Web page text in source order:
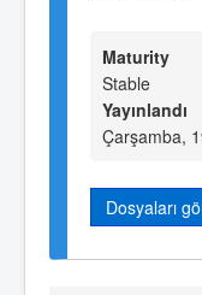
Maturity
Stable
Yayınlandı
Çarşamba,
Dosyaları